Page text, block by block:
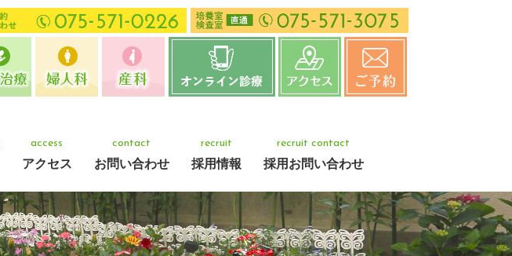
access
アクセス
contact
お問い合わせ
recruit
採用情報
recruit contact
採用お問い合わせ